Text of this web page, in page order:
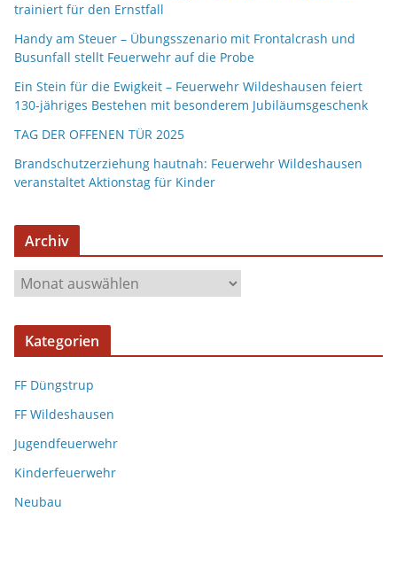
trainiert für den Ernstfall
Handy am Steuer – Übungsszenario mit Frontalcrash und
Busunfall stellt Feuerwehr auf die Probe
Ein Stein für die Ewigkeit – Feuerwehr Wildeshausen feiert
130-jähriges Bestehen mit besonderem Jubiläumsgeschenk
TAG DER OFFENEN TÜR 2025
Brandschutzerziehung hautnah: Feuerwehr Wildeshausen
veranstaltet Aktionstag für Kinder
Archiv
r
c
v
Kategorien
FF Düngstrup
FF Wildeshausen
Jugendfeuerwehr
Kinderfeuerwehr
Neubau